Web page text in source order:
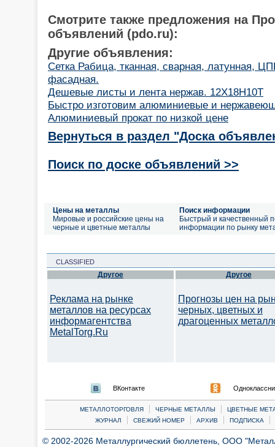
Смотрите также предложения на
объявлений (pdo.ru):
Другие объявления:
Сетка Рабица, тканная, сварная, латунная,
фасадная.
Дешевые листы и лента нержав. 12Х18Н10Т
Быстро изготовим алюминиевые и
Алюминиевый прокат по низкой цене
Вернуться в раздел "Доска
Поиск по доске объявлений >>
Цены на металлы
Мировые и российские цены на
черные и цветные металлы
Поиск информации
Быстрый и качественный
информации по рынку
CLASSIFIED
Другое
Реклама на рынке
металлов на ресурсах
информагентства
MetalTorg.Ru
Другое
Прогнозы цен на
черных, цветных и
драгоценных
ВКонтакте
МЕТАЛЛОТОРГОВЛЯ | ЧЕРНЫЕ МЕТАЛЛЫ |
ЦВЕТНЫЕ
ЖУРНАЛ
| СВЕЖИЙ НОМЕР | АРХИВ | ПОДПИСКА |
© 2002-2026 Металлургический бюллетень, ООО